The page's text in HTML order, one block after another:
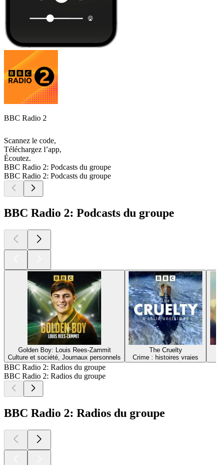
BBC Radio 2
Scannez le code,
Téléchargez l’app,
Écoutez.
BBC Radio 2: Podcasts du groupe
BBC Radio 2: Podcasts du groupe
BBC Radio 2: Podcasts du groupe
Golden Boy: Louis Rees-Zammit
Culture et société, Journaux personnels
The Cruelty
Crime : histoires vraies
BBC Radio 2: Radios du groupe
BBC Radio 2: Radios du groupe
BBC Radio 2: Radios du groupe